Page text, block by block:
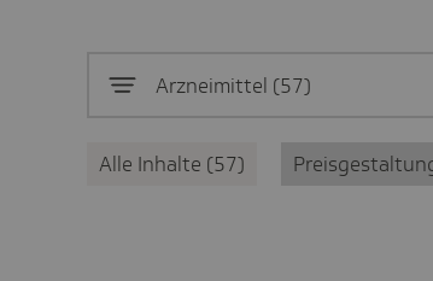
Arzneimittel 57
Alle Inhalte 57